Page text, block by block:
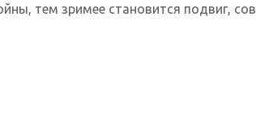
тем зримее становится подвиг,